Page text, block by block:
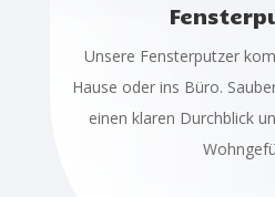
Unsere Fensterputzer
Hause oder ins Büro.
einen klaren Durchblick